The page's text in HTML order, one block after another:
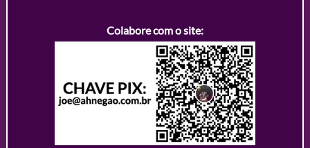
Colabore com o site: